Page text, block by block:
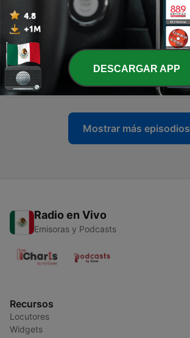
10 - La cultura financiera se hereda.
18 ago. 2025
9 - Tecnología para emprendedores.
24 jul. 2025
Mostrar más episodios
Radio en Vivo
Emisoras y Podcasts
Recursos
Locutores
Widgets
DESCARGAR APP